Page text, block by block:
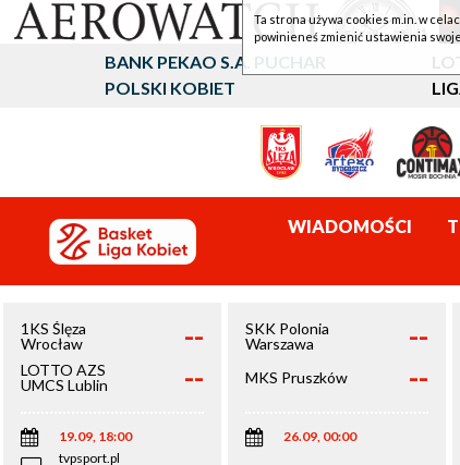
BANK PEKAO S.A. PUCHAR
POLSKI KOBIET
WIADOMOŚCI
1KS Ślęza
Wrocław
--
LOTTO AZS
UMCS Lublin
--
19.09, 18:00
tvpsport.pl
SKK Polonia
Warszawa
--
MKS Pruszków --
26.09, 00:00
Ta strona używa cookies m.in. w
powinieneś zmienić ustawienia